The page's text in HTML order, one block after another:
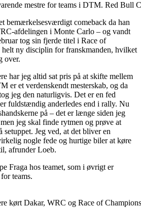
mestre for teams i DTM. Red Bull
bemærkelsesværdigt comeback da han
afdelingen i Monte Carlo – og vandt
tog sin fjerde titel i Race of
ny disciplin for franskmanden, hvilket
over.
har jeg altid sat pris på at skifte mellem
er et verdenskendt mesterskab, og da
jeg den naturligvis. Det er en fed
fuldstændig anderledes end i rally. Nu
på – det er længe siden jeg
jeg skal finde rytmen og prøve at
setuppet. Jeg ved, at det bliver en
nogle fede og hurtige biler at køre
afrunder Loeb.
Fraga hos teamet, som i øvrigt er
teams.
kørt Dakar, WRC og Race of